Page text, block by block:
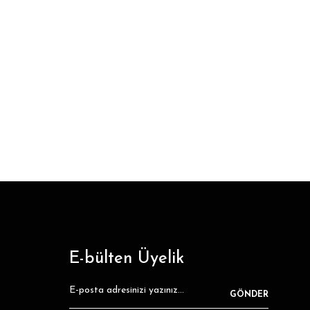
E-bülten Üyelik
GÖNDER